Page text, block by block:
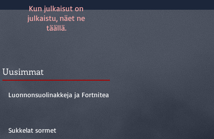
Kun julkaisut on
julkaistu, näet ne
täällä.
Uusimmat
Luonnonsuolinakkeja ja Fortnitea
Sukkelat sormet